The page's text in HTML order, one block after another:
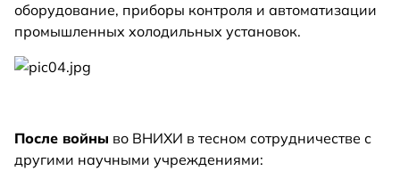
оборудование, приборы контроля и автоматизации
промышленных холодильных установок.
После войны во ВНИХИ в тесном сотрудничестве с
другими научными учреждениями: